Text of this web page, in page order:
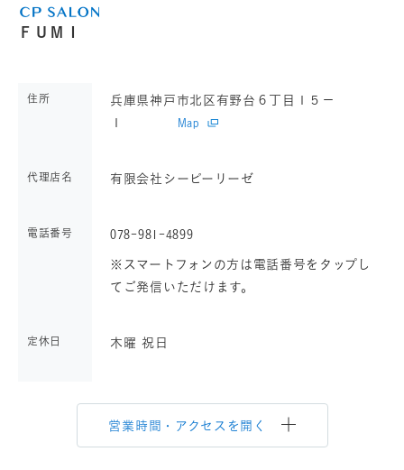
ＦＵＭＩ
住所
兵庫県神戸市北区有野台６丁目１５－
Map
代理店名 有限会社シーピーリーゼ
電話番号 078-981-4899
※スマートフォンの方は電話番号をタップし
てご発信いただけます。
定休日 木曜 祝日
営業時間・アクセスを開く